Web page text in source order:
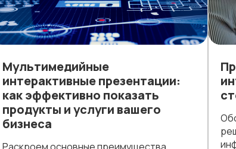
Мультимедийные
интерактивные презентации:
как эффективно показать
продукты и услуги вашего
бизнеса